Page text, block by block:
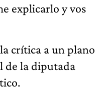
explicarlo y vos
crítica a un plano
de la diputada